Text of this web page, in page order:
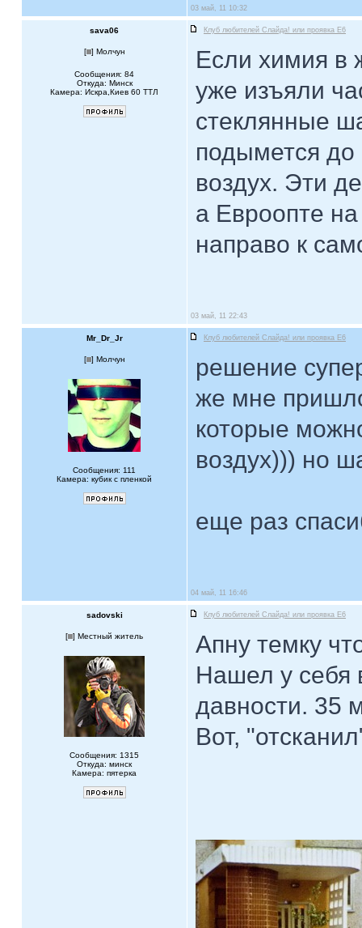
03 май, 11 10:32
sava06 Клуб любителей Слайда! или проявка E6
[ ] Молчун
Сообщения: 84
Откуда: Минск
Камера: Искра,Киев 60 ТТЛ
Если химия в
уже изъяли
стеклянные
подымется до
воздух. Эти
а Евроопте
направо к
03 май, 11 22:43
Mr_Dr_Jr Клуб любителей Слайда! или проявка E6
[ ] Молчун
Сообщения: 111
Камера: кубик с пленкой
решение
же мне
которые
воздух))) но
еще раз
04 май, 11 16:46
sadovski Клуб любителей Слайда! или проявка E6
[ ] Местный житель
Сообщения: 1315
Откуда: минск
Камера: пятерка
Апну темку
Нашел у себя
давности. 35
Вот,